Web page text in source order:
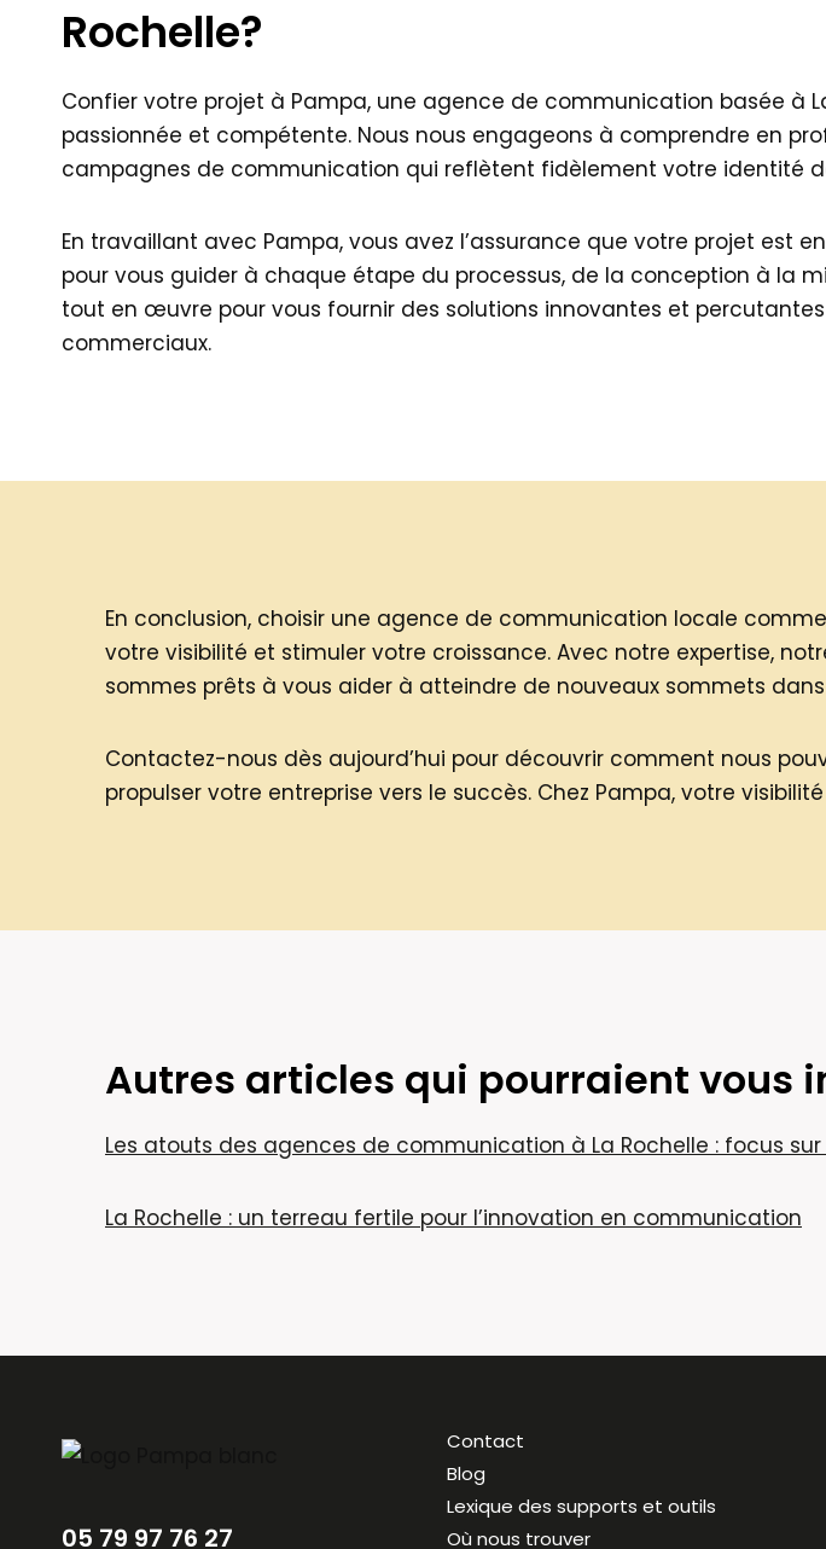
Rochelle?
Confier votre projet à Pampa, une agence de communication basée à
passionnée et compétente. Nous nous engageons à comprendre en
campagnes de communication qui reflètent fidèlement votre identité
En travaillant avec Pampa, vous avez l’assurance que votre projet est
pour vous guider à chaque étape du processus, de la conception à la
tout en œuvre pour vous fournir des solutions innovantes et
commerciaux.
En conclusion, choisir une agence de communication locale
votre visibilité et stimuler votre croissance. Avec notre expertise,
sommes prêts à vous aider à atteindre de nouveaux sommets
Contactez-nous dès aujourd’hui pour découvrir comment nous
propulser votre entreprise vers le succès. Chez Pampa, votre
Autres articles qui pourraient vous
Les atouts des agences de communication à La Rochelle : focus
La Rochelle : un terreau fertile pour l’innovation en communication
05 79 97 76 27
Contact
Blog
Lexique des supports et outils
Où nous trouver